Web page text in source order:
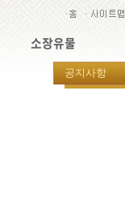
소장유물
공지사항